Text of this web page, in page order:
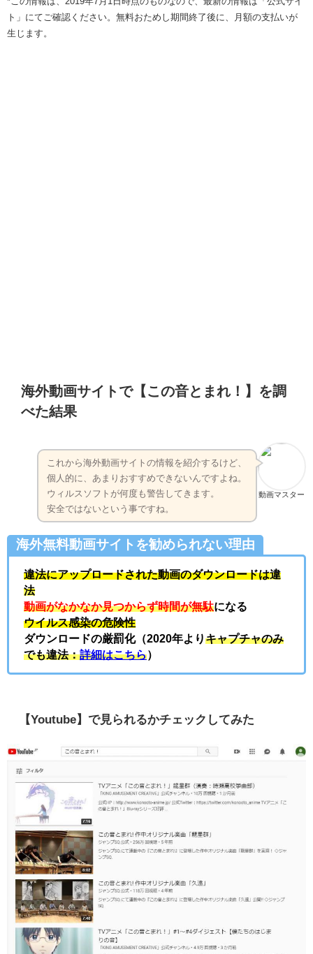
ト」にてご確認ください。無料おためし期間終了後に、月額の支払いが
生じます。
海外動画サイトで【この音とまれ！】を調
べた結果
動画マスター
これから海外動画サイトの情報を紹介するけど、
個人的に、あまりおすすめできないんですよね。
ウィルスソフトが何度も警告してきます。
安全ではないという事ですね。
海外無料動画サイトを勧められない理由
違法にアップロードされた動画のダウンロードは違
法
動画がなかなか見つからず時間が無駄になる
ウイルス感染の危険性
ダウンロードの厳罰化（2020年よりキャプチャのみ
でも違法：詳細はこちら）
【Youtube】で見られるかチェックしてみた